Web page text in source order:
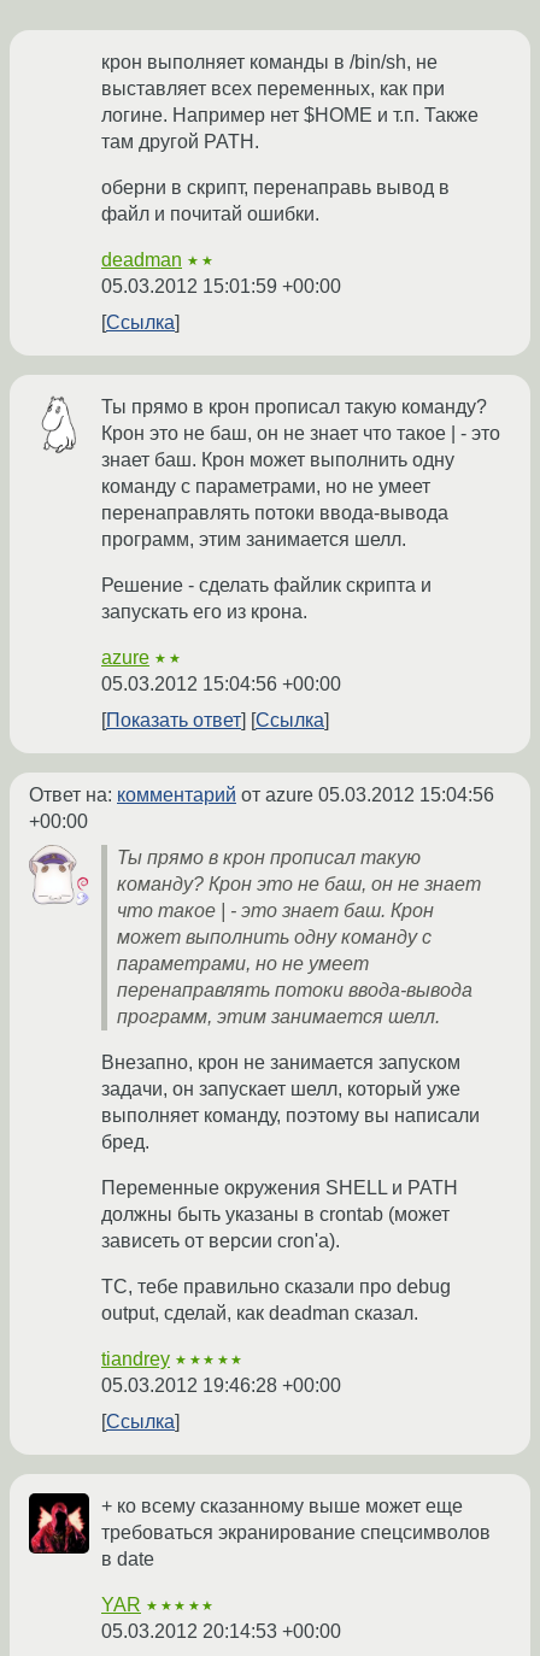
крон выполняет команды в /bin/sh, не
выставляет всех переменных, как при
логине. Например нет $HOME и т.п. Также
там другой PATH.
оберни в скрипт, перенаправь вывод в
файл и почитай ошибки.
deadman ★★
05.03.2012 15:01:59 +00:00
Ссылка
Ты прямо в крон прописал такую команду?
Крон это не баш, он не знает что такое | - это
знает баш. Крон может выполнить одну
команду с параметрами, но не умеет
перенаправлять потоки ввода-вывода
программ, этим занимается шелл.
Решение - сделать файлик скрипта и
запускать его из крона.
azure ★★
05.03.2012 15:04:56 +00:00
Показать ответ
Ссылка
Ответ на: комментарий от azure 05.03.2012 15:04:56
+00:00
Ты прямо в крон прописал такую
команду? Крон это не баш, он не знает
что такое | - это знает баш. Крон
может выполнить одну команду с
параметрами, но не умеет
перенаправлять потоки ввода-вывода
программ, этим занимается шелл.
Внезапно, крон не занимается запуском
задачи, он запускает шелл, который уже
выполняет команду, поэтому вы написали
бред.
Переменные окружения SHELL и PATH
должны быть указаны в crontab (может
зависеть от версии cron'а).
ТС, тебе правильно сказали про debug
output, сделай, как deadman сказал.
tiandrey ★★★★★
05.03.2012 19:46:28 +00:00
Ссылка
+ ко всему сказанному выше может еще
требоваться экранирование спецсимволов
в date
YAR ★★★★★
05.03.2012 20:14:53 +00:00